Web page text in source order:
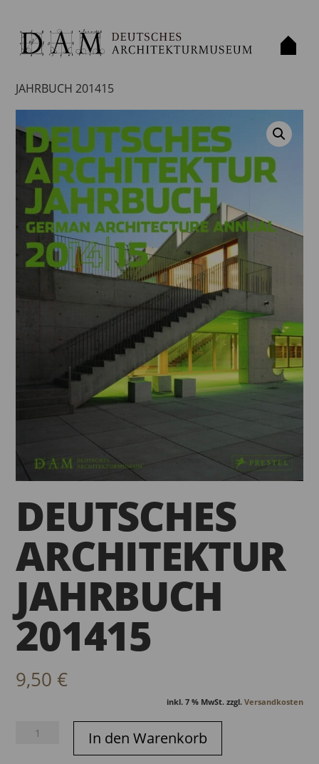
JAHRBUCH 201415
DEUTSCHES
ARCHITEKTUR
JAHRBUCH
201415
9,50 €
inkl. 7 % MwSt. zzgl. Versandkosten
DEUTSCHES
ARCHITEKTUR
In den Warenkorb